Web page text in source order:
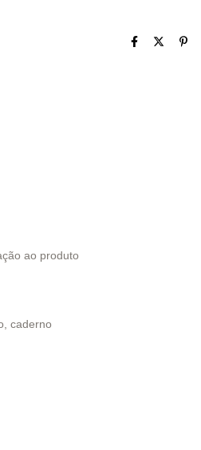
ao produto
caderno